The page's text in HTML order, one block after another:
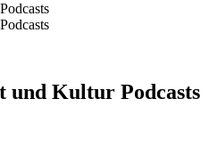
und Kultur Podcasts